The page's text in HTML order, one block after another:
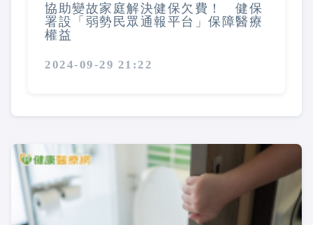
協助變故家庭解決健保欠費！ 健保
署設「弱勢民眾通報平台」保障醫療
權益
2024-09-29 21:22